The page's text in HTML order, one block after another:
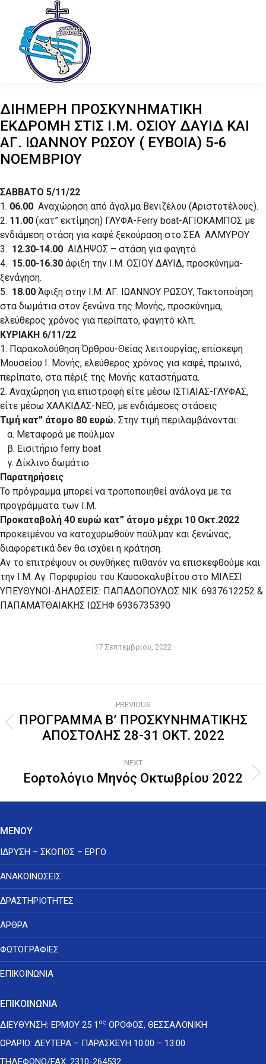
ΔΙΗΜΕΡΗ ΠΡΟΣΚΥΝΗΜΑΤΙΚΗ
ΕΚΔΡΟΜΗ ΣΤΙΣ Ι.Μ. ΟΣΙΟΥ ΔΑΥΙΔ ΚΑΙ
ΑΓ. ΙΩΑΝΝΟΥ ΡΩΣΟΥ ( ΕΥΒΟΙΑ) 5-6
ΝΟΕΜΒΡΙΟΥ
ΣΑΒΒΑΤΟ 5/11/22
1. 06.00 Αναχώρηση από άγαλμα Βενιζέλου (Αριστοτέλους).
2. 11.00 (κατ” εκτίμηση) ΓΛΥΦΑ-Ferry boat-ΑΓΙΟΚΑΜΠΟΣ με
ενδιάμεση στάση για καφέ ξεκούραση στο ΣΕΑ ΑΛΜΥΡΟΥ
3. 12.30-14.00 ΑΙΔΗΨΟΣ – στάση για φαγητό.
4. 15.00-16.30 άφιξη την Ι.Μ. ΟΣΙΟΥ ΔΑΥΙΔ, προσκύνημα-
ξενάγηση.
5. 18.00 Άφιξη στην Ι.Μ. ΑΓ. ΙΩΑΝΝΟΥ ΡΩΣΟΥ, Τακτοποίηση
στα δωμάτια στον ξενώνα της Μονής, προσκύνημα,
ελεύθερος χρόνος για περίπατο, φαγητό κλπ.
ΚΥΡΙΑΚΗ 6/11/22
1. Παρακολούθηση Όρθρου-Θείας λειτουργίας, επίσκεψη
Μουσείου Ι. Μονής, ελεύθερος χρόνος για καφέ, πρωινό,
περίπατο, στα πέριξ της Μονής καταστήματα.
2. Αναχώρηση για επιστροφή είτε μέσω ΙΣΤΙΑΙΑΣ-ΓΛΥΦΑΣ,
είτε μέσω ΧΑΛΚΙΔΑΣ-ΝΕΟ, με ενδιάμεσες στάσεις
Τιμή κατ” άτομο 80 ευρώ. Στην τιμή περιλαμβάνονται:
α. Μεταφορά με πούλμαν
β. Εισιτήριο ferry boat
γ. Δίκλινο δωμάτιο
Παρατηρήσεις
Το πρόγραμμα μπορεί να τροποποιηθεί ανάλογα με τα
προγράμματα των Ι.Μ.
Προκαταβολή 40 ευρώ κατ” άτομο μέχρι 10 Οκτ.2022
προκειμένου να κατοχυρωθούν πούλμαν και ξενώνας,
διαφορετικά δεν θα ισχύει η κράτηση.
Αν το επιτρέψουν οι συνθήκες πιθανόν να επισκεφθούμε και
την Ι.Μ. Αγ. Πορφυρίου του Καυσοκαλυβίτου στο ΜΙΛΕΣΙ
ΥΠΕΥΘΥΝΟΙ-ΔΗΛΩΣΕΙΣ: ΠΑΠΑΔΟΠΟΥΛΟΣ ΝΙΚ. 6937612252 &
ΠΑΠΑΜΑΤΘΑΙΑΚΗΣ ΙΩΣΗΦ 6936735390
17 Σεπτεμβρίου, 2022
navigation
PREVIOUS
Previous
post:
ΠΡΟΓΡΑΜΜΑ Β’ ΠΡΟΣΚΥΝΗΜΑΤΙΚΗΣ
ΑΠΟΣΤΟΛΗΣ 28-31 ΟΚΤ. 2022
NEXT
Next
Εορτολόγιο Μηνός Οκτωβρίου 2022
ΜΕΝΟΥ
ΙΔΡΥΣΗ – ΣΚΟΠΟΣ – ΕΡΓΟ
ΑΝΑΚΟΙΝΩΣΕΙΣ
ΔΡΑΣΤΗΡΙΟΤΗΤΕΣ
ΑΡΘΡΑ
ΦΩΤΟΓΡΑΦΙΕΣ
ΕΠΙΚΟΙΝΩΝΙΑ
ΕΠΙΚΟΙΝΩΝΙΑ
ΔΙΕΥΘΥΝΣΗ: ΕΡΜΟΥ 25 1 ος ΟΡΟΦΟΣ, ΘΕΣΣΑΛΟΝΙΚΗ
ΩΡΑΡΙΟ: ΔΕΥΤΕΡΑ – ΠΑΡΑΣΚΕΥΗ 10:00 – 13:00
ΤΗΛΕΦΩΝΟ/FAX: 2310-264532